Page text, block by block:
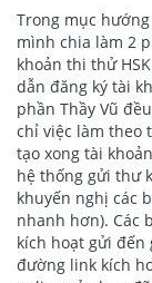
Trong mục
mình chia làm 2
khoản thi thử
dẫn đăng ký tài
phần Thầy Vũ
chỉ việc làm theo
tạo xong tài
hệ thống gửi thư
khuyến nghị các
nhanh hơn). Các
kích hoạt gửi đến
đường link kích